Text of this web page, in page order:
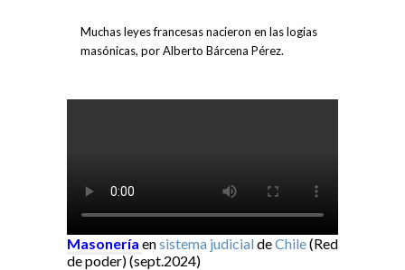
Muchas leyes francesas nacieron en las logias
masónicas, por Alberto Bárcena Pérez.
Masonería ensistema judicialdeChile(Red
de poder) (sept.2024)